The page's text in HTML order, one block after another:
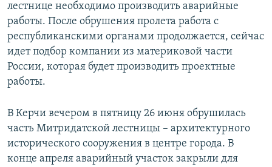
лестнице необходимо производить аварийные
работы. После обрушения пролета работа с
республиканскими органами продолжается, сейчас
идет подбор компании из материковой части
России, которая будет производить проектные
работы.
В Керчи вечером в пятницу 26 июня обрушилась
часть Митридатской лестницы – архитектурного
исторического сооружения в центре города. В
конце апреля аварийный участок закрыли для